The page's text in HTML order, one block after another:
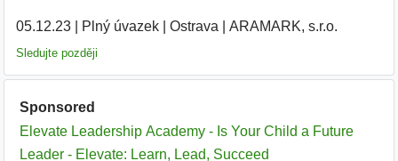
05.12.23| Plný úvazek| Ostrava ARAMARK, s.r.o.
Sledujte později